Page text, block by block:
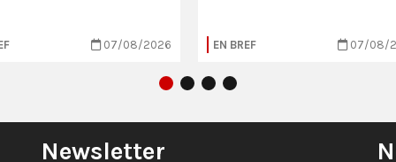
07/08/2026 EN BREF 07/08/
Newsletter